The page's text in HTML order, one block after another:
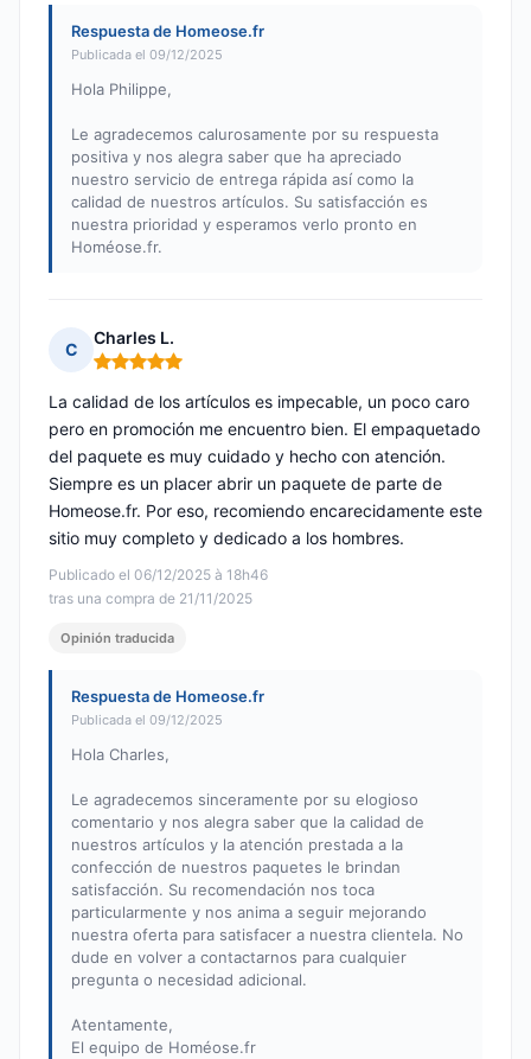
Respuesta de Homeose.fr
Publicada el 09/12/2025
Hola Philippe,
Le agradecemos calurosamente por su respuesta
positiva y nos alegra saber que ha apreciado
nuestro servicio de entrega rápida así como la
calidad de nuestros artículos. Su satisfacción es
nuestra prioridad y esperamos verlo pronto en
Homéose.fr.
C
Charles L.
Nota: 5 de 5
Publicado el 06/12/2025 à 18h46
tras una compra de 21/11/2025
La calidad de los artículos es impecable, un poco caro
pero en promoción me encuentro bien. El empaquetado
del paquete es muy cuidado y hecho con atención.
Siempre es un placer abrir un paquete de parte de
Homeose.fr. Por eso, recomiendo encarecidamente este
sitio muy completo y dedicado a los hombres.
Opinión traducida
Respuesta de Homeose.fr
Publicada el 09/12/2025
Hola Charles,
Le agradecemos sinceramente por su elogioso
comentario y nos alegra saber que la calidad de
nuestros artículos y la atención prestada a la
confección de nuestros paquetes le brindan
satisfacción. Su recomendación nos toca
particularmente y nos anima a seguir mejorando
nuestra oferta para satisfacer a nuestra clientela. No
dude en volver a contactarnos para cualquier
pregunta o necesidad adicional.
Atentamente,
El equipo de Homéose.fr